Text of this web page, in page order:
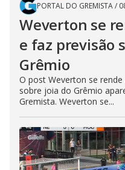
PORTAL DO GREMISTA/
Weverton se
e faz previsão
Grêmio
O post Weverton se
sobre joia do Grêmio
Gremista. Weverton se...